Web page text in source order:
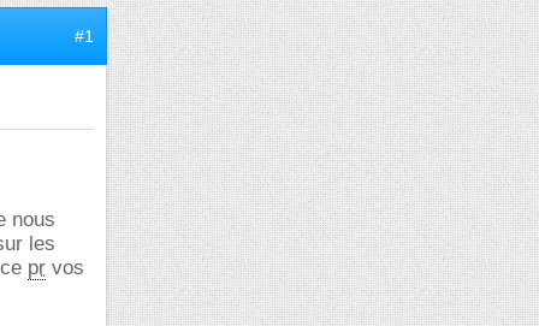
#1
nous
les
pr vos